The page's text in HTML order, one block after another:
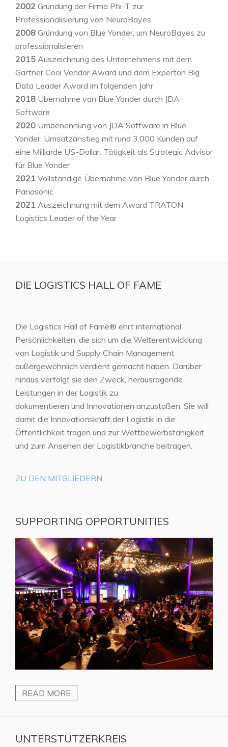
2002 Gründung der Firma Phi-T zur
Professionalisierung von NeuroBayes
2008 Gründung von Blue Yonder, um NeuroBayes zu
professionalisieren
2015 Auszeichnung des Unternehmens mit dem
Gartner Cool Vendor Award und dem Experton Big
Data Leader Award im folgenden Jahr
2018 Übernahme von Blue Yonder durch JDA
Software
2020 Umbenennung von JDA Software in Blue
Yonder. Umsatzanstieg mit rund 3.000 Kunden auf
eine Milliarde US-Dollar. Tätigkeit als Strategic Advisor
für Blue Yonder
2021 Vollständige Übernahme von Blue Yonder durch
Panasonic
2021 Auszeichnung mit dem Award TRATON
Logistics Leader of the Year
DIE LOGISTICS HALL OF FAME
Die Logistics Hall of Fame® ehrt international
Persönlichkeiten, die sich um die Weiterentwicklung
von Logistik und Supply Chain Management
außergewöhnlich verdient gemacht haben. Darüber
hinaus verfolgt sie den Zweck, herausragende
Leistungen in der Logistik zu
dokumentieren und Innovationen anzustoßen. Sie will
damit die Innovationskraft der Logistik in die
Öffentlichkeit tragen und zur Wettbewerbsfähigkeit
und zum Ansehen der Logistikbranche beitragen.
ZU DEN MITGLIEDERN
SUPPORTING OPPORTUNITIES
READ MORE
UNTERSTÜTZERKREIS